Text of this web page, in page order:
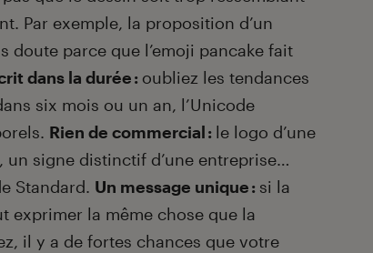
Par exemple, la proposition d’un
doute parce que l’emoji pancake fait
dans la durée : oubliez les tendances
six mois ou un an, l’Unicode
Rien de commercial : le logo d’une
un signe distinctif d’une entreprise…
Standard. Un message unique : si la
exprimer la même chose que la
il y a de fortes chances que votre